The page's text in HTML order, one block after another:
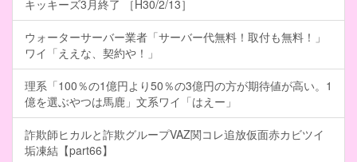
キッキーズ3月終了 ［H30/2/13］
ウォーターサーバー業者「サーバー代無料！取付も無料！」
ワイ「ええな、契約や！」
理系「100％の1億円より50％の3億円の方が期待値が高い。1
億を選ぶやつは馬鹿」文系ワイ「はえー」
詐欺師ヒカルと詐欺グループVAZ関コレ追放仮面赤カビツイ
垢凍結【part66】